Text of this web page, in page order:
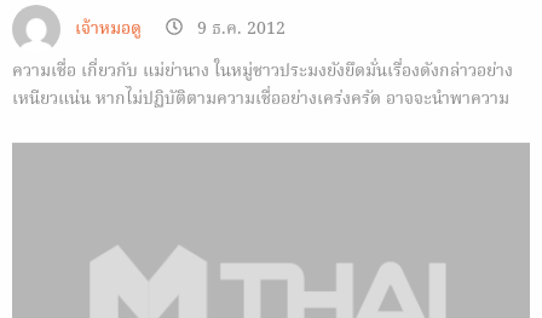
เจ้าหมอดู
9 ธ.ค. 2012
ความเชื่อ เกี่ยวกับ แม่ย่านาง ในหมู่ชาวประมงยังยึดมั่นเรื่องดังกล่าวอย่าง
เหนียวแน่น หากไม่ปฏิบัติตามความเชื่ออย่างเคร่งครัด อาจจะนำพาความ